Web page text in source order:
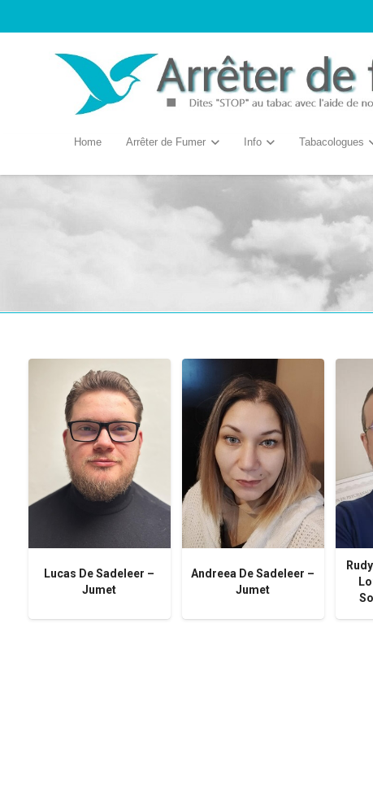
Home Arrêter de Fumer Info Tabacologues
Lucas De Sadeleer –
Jumet
Andreea De Sadeleer –
Jumet